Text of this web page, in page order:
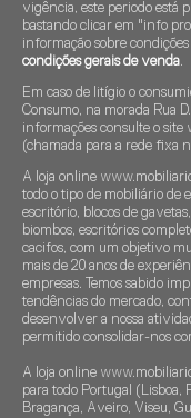
vigência, este periodo está
bastando clicar em "info
informação sobre
condições gerais de venda.
Em caso de litígio o
Consumo, na morada Rua
informações consulte o site
(chamada para a rede fixa
A loja online
todo o tipo de mobiliário de
escritório, blocos de
biombos, escritórios
cacifos, com um objetivo
mais de 20 anos de
empresas. Temos sabido
tendências do mercado,
desenvolver a nossa
permitido consolidar-nos
A loja online
para todo Portugal (Lisboa,
Bragança, Aveiro, Viseu,